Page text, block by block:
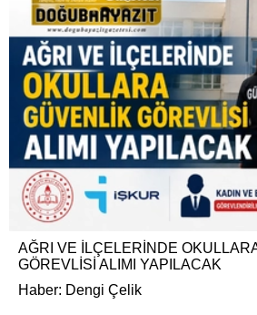
AĞRI VE İLÇELERİNDE
GÖREVLİSİ ALIMI YAPILACAK
Haber: Dengi Çelik